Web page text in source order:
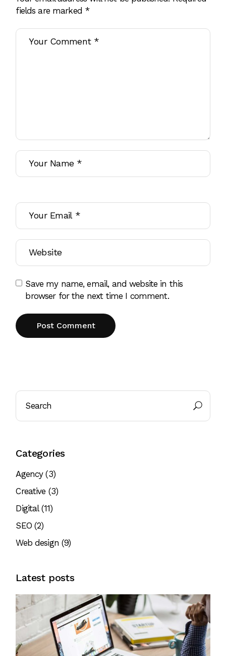
fields are marked *
Save my name, email, and website in this
browser for the next time I comment.
Post Comment
Categories
Agency(3)
Creative (3)
Digital(11)
SEO(2)
Web design (9)
Latest posts